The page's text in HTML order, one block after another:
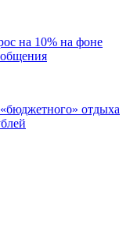
на 10% на фоне
отдыха